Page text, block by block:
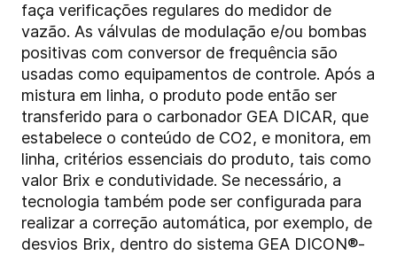
faça verificações regulares do medidor de
vazão. As válvulas de modulação e/ou bombas
positivas com conversor de frequência são
usadas como equipamentos de controle. Após a
mistura em linha, o produto pode então ser
transferido para o carbonador GEA DICAR, que
estabelece o conteúdo de CO2, e monitora, em
linha, critérios essenciais do produto, tais como
valor Brix e condutividade. Se necessário, a
tecnologia também pode ser configurada para
realizar a correção automática, por exemplo, de
desvios Brix, dentro do sistema GEA DICON®-